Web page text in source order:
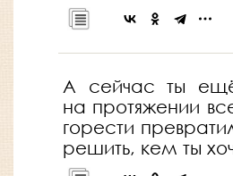
А сейчас ты
на протяжении
горести
решить, кем ты